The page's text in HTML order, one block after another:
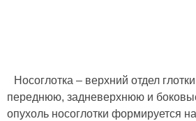
Носоглотка – верхний отдел
переднюю, задневерхнюю и
опухоль носоглотки формируется